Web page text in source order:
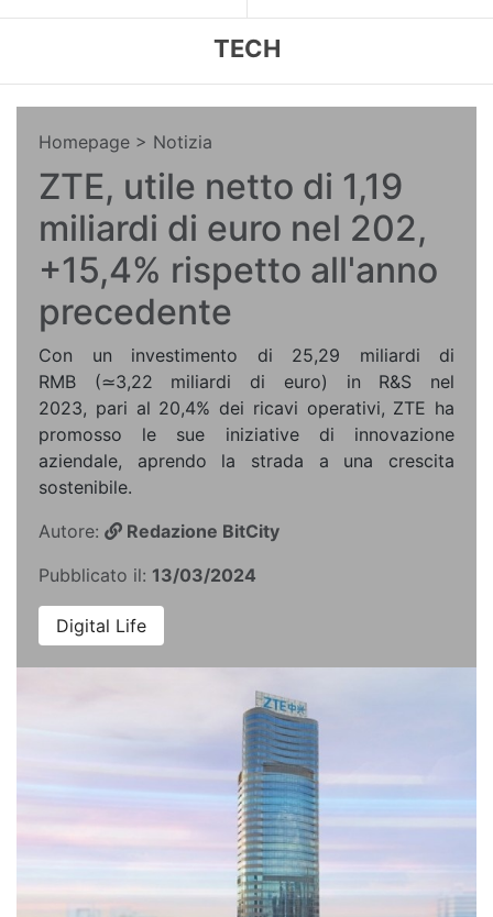
TECH
Homepage > Notizia
ZTE, utile netto di 1,19
miliardi di euro nel 202,
+15,4% rispetto all'anno
precedente
Con un investimento di 25,29 miliardi di
RMB (≃3,22 miliardi di euro) in R&S nel
2023, pari al 20,4% dei ricavi operativi, ZTE ha
promosso le sue iniziative di innovazione
aziendale, aprendo la strada a una crescita
sostenibile.
Autore:
Redazione BitCity
Pubblicato il: 13/03/2024
Digital Life